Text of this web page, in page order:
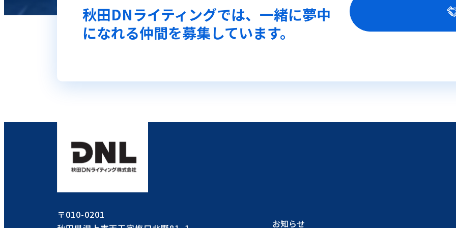
秋田DNライティングでは、一緒に夢中
になれる仲間を募集しています。
〒010-0201
お知らせ